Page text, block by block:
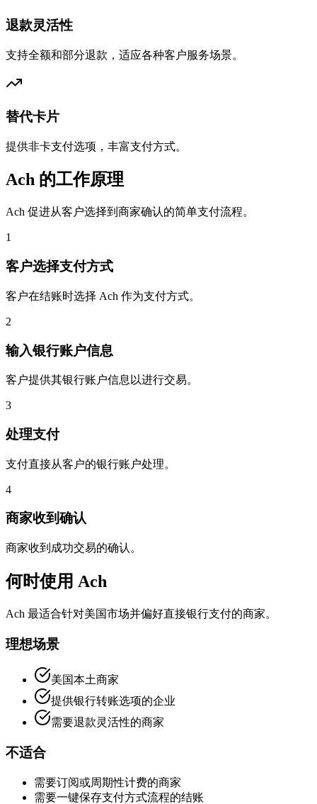
退款灵活性
支持全额和部分退款，适应各种客户服务场景。
替代卡片
提供非卡支付选项，丰富支付方式。
Ach 的工作原理
Ach 促进从客户选择到商家确认的简单支付流程。
1
客户选择支付方式
客户在结账时选择 Ach 作为支付方式。
2
输入银行账户信息
客户提供其银行账户信息以进行交易。
3
处理支付
支付直接从客户的银行账户处理。
4
商家收到确认
商家收到成功交易的确认。
何时使用 Ach
Ach 最适合针对美国市场并偏好直接银行支付的商家。
理想场景
美国本土商家
提供银行转账选项的企业
需要退款灵活性的商家
不适合
需要订阅或周期性计费的商家
需要一键保存支付方式流程的结账